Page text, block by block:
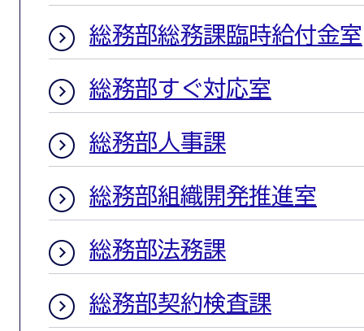
総務部総務課臨時給付金室
総務部すぐ対応室
総務部人事課
総務部組織開発推進室
総務部法務課
総務部契約検査課